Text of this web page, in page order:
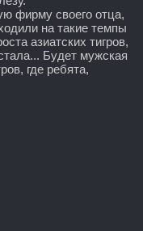
фирму своего отца,
на такие темпы
азиатских тигров,
Будет мужская
где ребята,